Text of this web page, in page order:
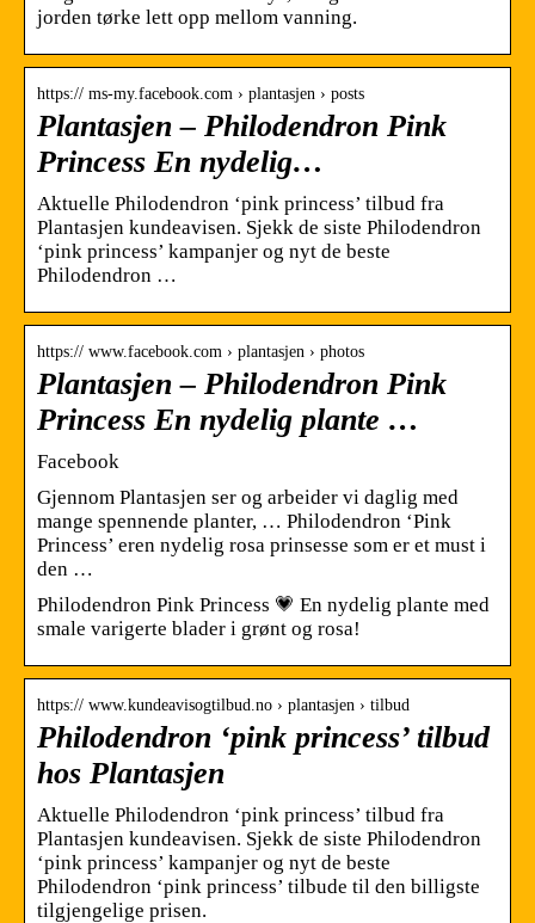
jorden tørke lett opp mellom vanning.
https:// ms-my.facebook.com › plantasjen › posts
Plantasjen – Philodendron Pink
Princess En nydelig…
Aktuelle Philodendron ‘pink princess’ tilbud fra
Plantasjen kundeavisen. Sjekk de siste Philodendron
‘pink princess’ kampanjer og nyt de beste
Philodendron …
https:// www.facebook.com › plantasjen › photos
Plantasjen – Philodendron Pink
Princess En nydelig plante …
Facebook
Gjennom Plantasjen ser og arbeider vi daglig med
mange spennende planter, … Philodendron ‘Pink
Princess’ eren nydelig rosa prinsesse som er et must i
den …
Philodendron Pink Princess 💗 En nydelig plante med
smale varigerte blader i grønt og rosa!
https:// www.kundeavisogtilbud.no › plantasjen › tilbud
Philodendron ‘pink princess’ tilbud
hos Plantasjen
Aktuelle Philodendron ‘pink princess’ tilbud fra
Plantasjen kundeavisen. Sjekk de siste Philodendron
‘pink princess’ kampanjer og nyt de beste
Philodendron ‘pink princess’ tilbude til den billigste
tilgjengelige prisen.